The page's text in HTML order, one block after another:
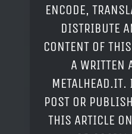
ENCODE,
DISTRIBUTE
CONTENT OF
A WRITTEN
METALHEAD.IT.
POST OR
THIS ARTICLE